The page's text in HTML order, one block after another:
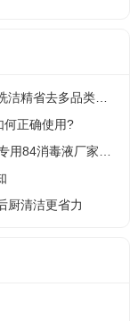
何正确使用?
厨清洁更省力